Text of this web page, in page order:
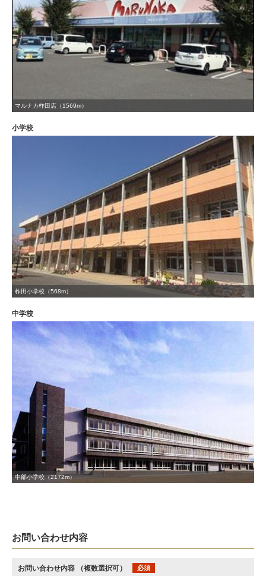
マルナカ柞田店（1569m）
小学校
柞田小学校（568m）
中学校
中部小学校（2172m）
お問い合わせ内容
お問い合わせ内容 （複数選択可） 必須